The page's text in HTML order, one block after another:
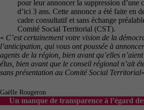
pour leur annoncer la suppression d’une
d’ici 3 ans. Cette annonce a été faite en
cadre consultatif et sans échange
Comité Social Territorial (CST).
« C’est certainement votre vision de la
l’anticipation, qui vous ont poussée à
agents de la région, bien avant qu’elles
élus, bien avant que le conseil régional n’ait
sans présentation au Comité Social Territorial
Gaëlle Rougeron
Un manque de transparence à l’égard